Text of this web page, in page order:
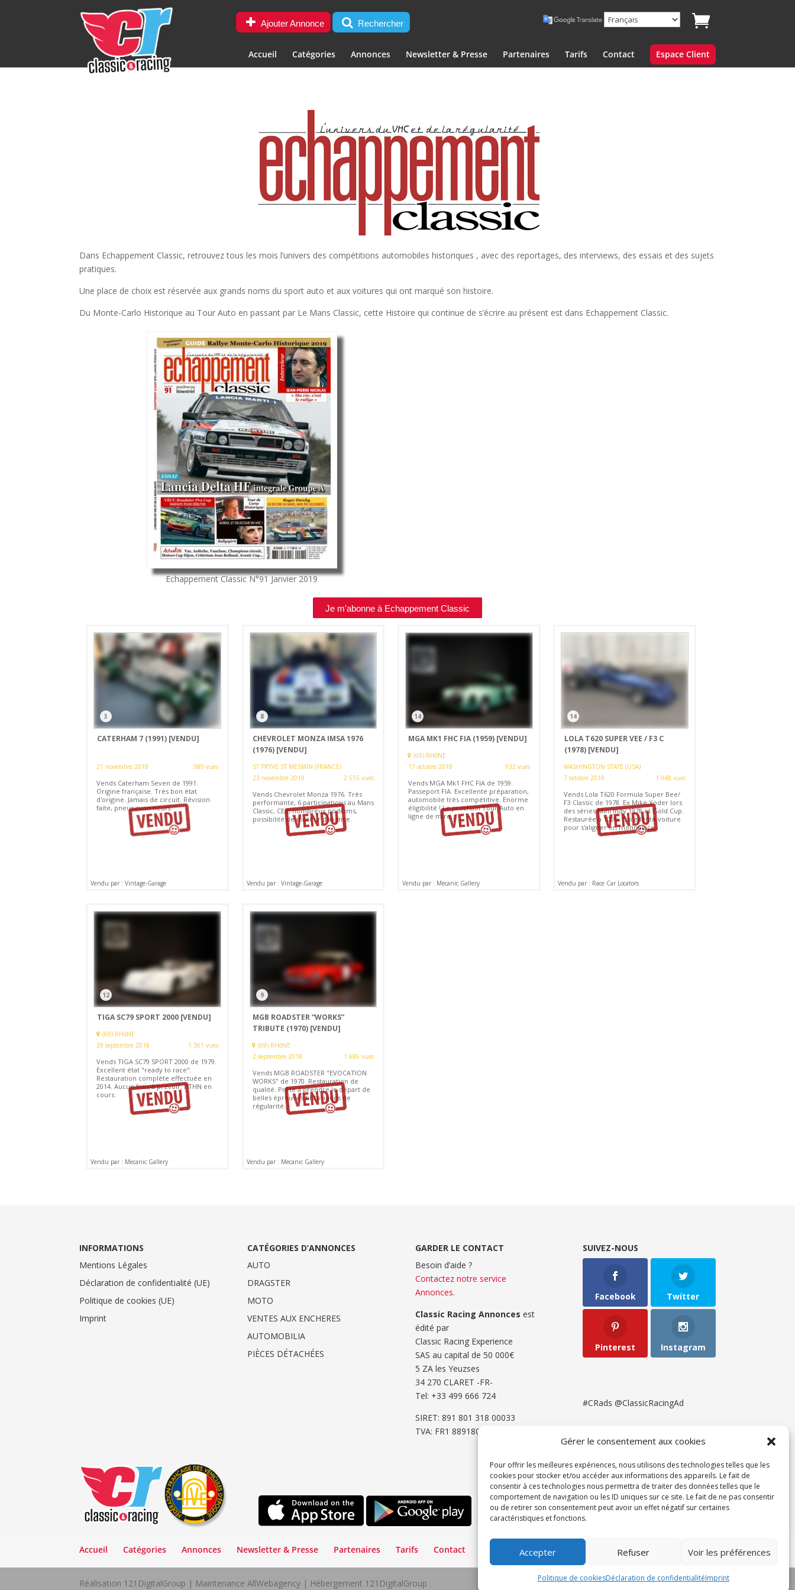
Gérer le consentement aux cookies
Pour offrir les meilleures expériences, nous utilisons des technologies telles que les
cookies pour stocker et/ou accéder aux informations des appareils. Le fait de
consentir à ces technologies nous permettra de traiter des données telles que le
comportement de navigation ou les ID uniques sur ce site. Le fait de ne pas consentir
ou de retirer son consentement peut avoir un effet négatif sur certaines
caractéristiques et fonctions.
Accepter Refuser Voir les préférences
Politique de cookiesDéclaration de confidentialitéImprint
Ajouter Annonce Rechercher
Accueil Catégories Annonces Newsletter & Presse Partenaires Tarifs Contact Espace Client
Dans Echappement Classic, retrouvez tous les mois l’univers des compétitions automobiles historiques , avec des reportages, des interviews, des essais et des sujets
pratiques.
Une place de choix est réservée aux grands noms du sport auto et aux voitures qui ont marqué son histoire.
Du Monte-Carlo Historique au Tour Auto en passant par Le Mans Classic, cette Histoire qui continue de s’écrire au présent est dans Echappement Classic.
Echappement ClassicN°91Janvier 2019
Je m'abonne à Echappement Classic
3
CATERHAM 7 (1991) [VENDU]
21 novembre 2018 589 vues
Vends Caterham Seven de 1991.
Origine française. Très bon état
d'origine. Jamais de circuit. Révision
faite, pneus avon neufs.
Vendu par : Vintage-Garage
8
CHEVROLET MONZA IMSA 1976
(1976) [VENDU]
ST PRYVE ST MESMIN (FRANCE)
23 novembre 2018
2 555 vues
Vends Chevrolet Monza 1976. Très
performante, 6 participations au Mans
Classic, CER, nombreux podiums,
possibilité de moteur d'avance.
Vendu par : Vintage-Garage
14
MGA MK1 FHC FIA (1959) [VENDU]
(69) RHôNE
17 octobre 2018
932 vues
Vends MGA Mk1 FHC FIA de 1959.
Passeport FIA. Excellente préparation,
automobile très compétitive. Enorme
éligibilité ! Le prochain Tour Auto en
ligne de mire...
Vendu par : Mecanic Gallery
14
LOLA T620 SUPER VEE / F3 C
(1978) [VENDU]
WASHINGTON STATE (USA)
7 octobre 2018
1 948 vues
Vends Lola T620 Formula Super Bee/
F3 Classic de 1978. Ex Mike Yoder lors
des séries Mini Indy 1978 et Gold Cup.
Restaurée à 100%. Excellente voiture
pour s'aligner en monoplace.
Vendu par : Race Car Locators
12
TIGA SC79 SPORT 2000 [VENDU]
(69) RHôNE
29 septembre 2018
1 361 vues
Vends TIGA SC79 SPORT 2000 de 1979.
Excellent état "ready to race".
Restauration complète effectuée en
2014. Aucun frais à prévoir. PTHN en
cours.
Vendu par : Mecanic Gallery
9
MGB ROADSTER “WORKS”
TRIBUTE (1970) [VENDU]
(69) RHôNE
2 septembre 2018
1 686 vues
Vends MGB ROADSTER "EVOCATION
WORKS" de 1970. Restauration de
qualité. Prête à prendre le départ de
belles épreuves historiques de
régularité.
Vendu par : Mecanic Gallery
INFORMATIONS
Mentions Légales
Déclaration de confidentialité (UE)
Politique de cookies (UE)
Imprint
CATÉGORIES D’ANNONCES
AUTO
DRAGSTER
MOTO
VENTES AUX ENCHERES
AUTOMOBILIA
PIÈCES DÉTACHÉES
GARDER LE CONTACT
Besoin d’aide ?
Contactez notre service
Annonces.
Classic Racing Annonces est
édité par
Classic Racing Experience
SAS au capital de 50 000€
5 ZA les Yeuzses
34 270 CLARET -FR-
Tel: ‭+33 499 666 724‬
SIRET: 891 801 318 00033
TVA: FR1 8891801318
SUIVEZ-NOUS
Facebook Twitter
Pinterest Instagram
#CRads @ClassicRacingAd
Accueil Catégories Annonces Newsletter & Presse Partenaires Tarifs Contact Espace Client
Réalisation 121DigitalGroup | Maintenance AllWebagency | Hébergement 121DigitalGroup